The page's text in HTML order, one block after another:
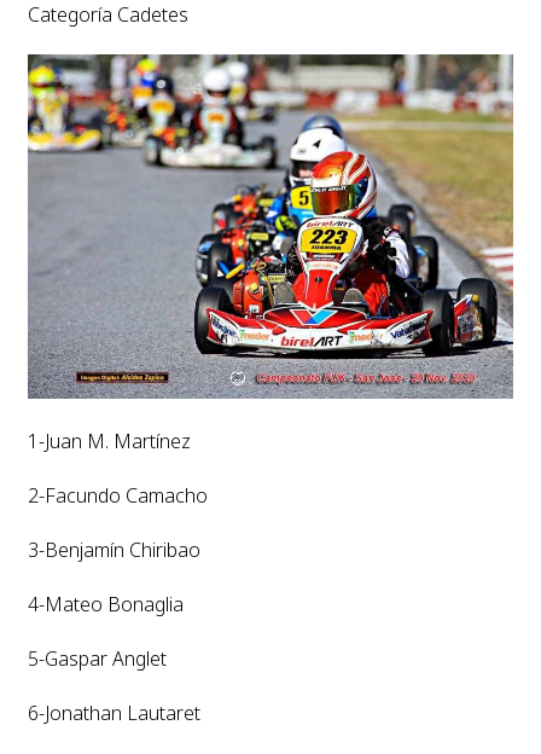
Categoría Cadetes
1-Juan M. Martínez
2-Facundo Camacho
3-Benjamín Chiribao
4-Mateo Bonaglia
5-Gaspar Anglet
6-Jonathan Lautaret